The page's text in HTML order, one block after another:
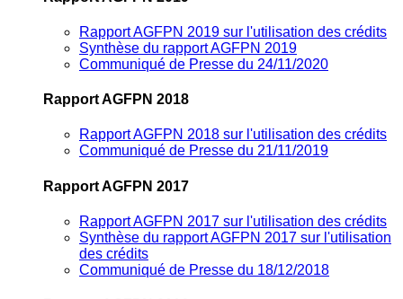
Rapport AGFPN 2019 sur l'utilisation des crédits
Synthèse du rapport AGFPN 2019
Communiqué de Presse du 24/11/2020
Rapport AGFPN 2018
Rapport AGFPN 2018 sur l'utilisation des crédits
Communiqué de Presse du 21/11/2019
Rapport AGFPN 2017
Rapport AGFPN 2017 sur l'utilisation des crédits
Synthèse du rapport AGFPN 2017 sur l'utilisation
des crédits
Communiqué de Presse du 18/12/2018